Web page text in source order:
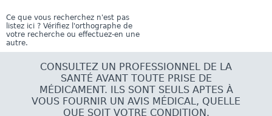
Ce que vous recherchez n'est pas
listez ici ? Vérifiez l'orthographe de
votre recherche ou effectuez-en une
autre.
CONSULTEZ UN PROFESSIONNEL DE LA
SANTÉ AVANT TOUTE PRISE DE
MÉDICAMENT. ILS SONT SEULS APTES À
VOUS FOURNIR UN AVIS MÉDICAL, QUELLE
QUE SOIT VOTRE CONDITION.